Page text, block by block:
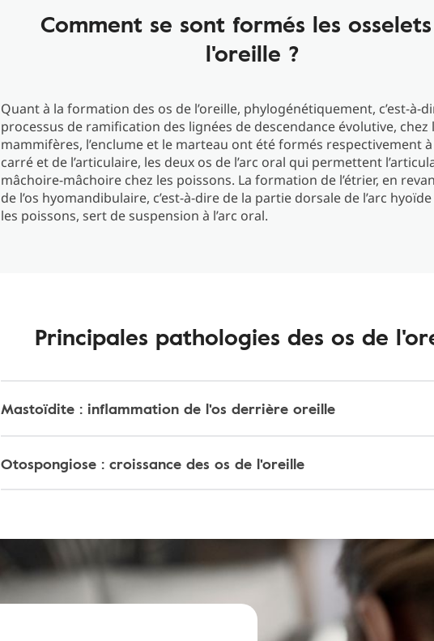
Comment se sont formés les
l'oreille ?
Quant à la formation des os de l’oreille, phylogénétiquement, c’est-à-
processus de ramification des lignées de descendance évolutive, chez
mammifères, l’enclume et le marteau ont été formés respectivement
carré et de l’articulaire, les deux os de l’arc oral qui permettent
mâchoire-mâchoire chez les poissons. La formation de l’étrier, en
de l’os hyomandibulaire, c’est-à-dire de la partie dorsale de l’arc
les poissons, sert de suspension à l’arc oral.
Principales pathologies des os de
Mastoïdite : inflammation de l'os derrière oreille
Otospongiose : croissance des os de l'oreille